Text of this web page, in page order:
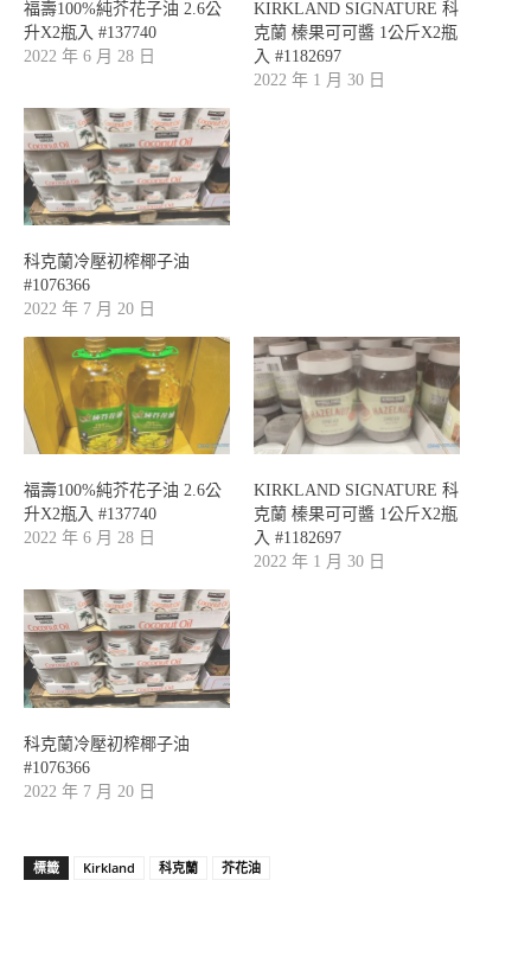
福壽100%純芥花子油 2.6公
升X2瓶入 #137740
2022 年 6 月 28 日
KIRKLAND SIGNATURE 科
克蘭 榛果可可醬 1公斤X2瓶
入 #1182697
2022 年 1 月 30 日
科克蘭冷壓初榨椰子油
#1076366
2022 年 7 月 20 日
福壽100%純芥花子油 2.6公
升X2瓶入 #137740
2022 年 6 月 28 日
KIRKLAND SIGNATURE 科
克蘭 榛果可可醬 1公斤X2瓶
入 #1182697
2022 年 1 月 30 日
科克蘭冷壓初榨椰子油
#1076366
2022 年 7 月 20 日
標籤 Kirkland 科克蘭 芥花油